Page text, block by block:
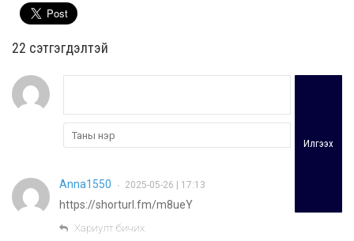
22 cэтгэгдэлтэй
Илгээх
Anna1550 • 2025-05-26 | 17:13
https://shorturl.fm/m8ueY
Хариулт бичих